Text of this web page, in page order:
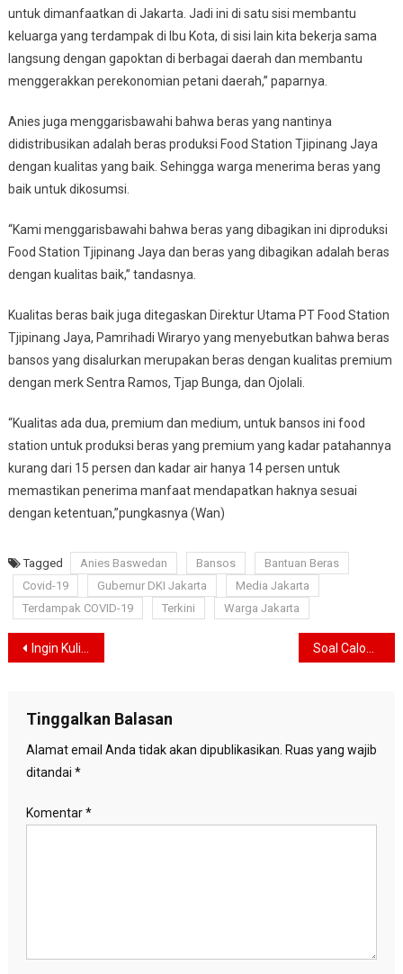
untuk dimanfaatkan di Jakarta. Jadi ini di satu sisi membantu
keluarga yang terdampak di Ibu Kota, di sisi lain kita bekerja sama
langsung dengan gapoktan di berbagai daerah dan membantu
menggerakkan perekonomian petani daerah,” paparnya.
Anies juga menggarisbawahi bahwa beras yang nantinya
didistribusikan adalah beras produksi Food Station Tjipinang Jaya
dengan kualitas yang baik. Sehingga warga menerima beras yang
baik untuk dikosumsi.
“Kami menggarisbawahi bahwa beras yang dibagikan ini diproduksi
Food Station Tjipinang Jaya dan beras yang dibagikan adalah beras
dengan kualitas baik,” tandasnya.
Kualitas beras baik juga ditegaskan Direktur Utama PT Food Station
Tjipinang Jaya, Pamrihadi Wiraryo yang menyebutkan bahwa beras
bansos yang disalurkan merupakan beras dengan kualitas premium
dengan merk Sentra Ramos, Tjap Bunga, dan Ojolali.
“Kualitas ada dua, premium dan medium, untuk bansos ini food
station untuk produksi beras yang premium yang kadar patahannya
kurang dari 15 persen dan kadar air hanya 14 persen untuk
memastikan penerima manfaat mendapatkan haknya sesuai
dengan ketentuan,”pungkasnya (Wan)
Tagged Anies Baswedan Bansos
Bantuan Beras
Covid-19
Gubernur DKI Jakarta
Media Jakarta
Terdampak COVID-19
Terkini Warga Jakarta
Navigasi
Ingin Kuliah dengan Biaya Terjangkau dan Kualitas Terbaik? Daftar Aja di IKTJ Jakarta
Tinggalkan Balasan
Alamat email Anda tidak akan dipublikasikan. Ruas yang wajib
ditandai *
Komentar*